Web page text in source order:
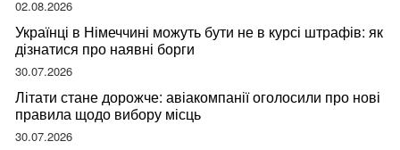
02.08.2026
Українці в Німеччині можуть бути не в курсі штрафів: як
дізнатися про наявні борги
30.07.2026
Літати стане дорожче: авіакомпанії оголосили про нові
правила щодо вибору місць
30.07.2026